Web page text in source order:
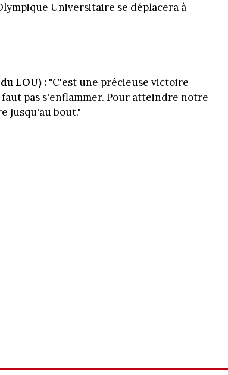
Universitaire se déplacera à
LOU) : "C'est une précieuse victoire
pas s'enflammer. Pour atteindre notre
jusqu'au bout."